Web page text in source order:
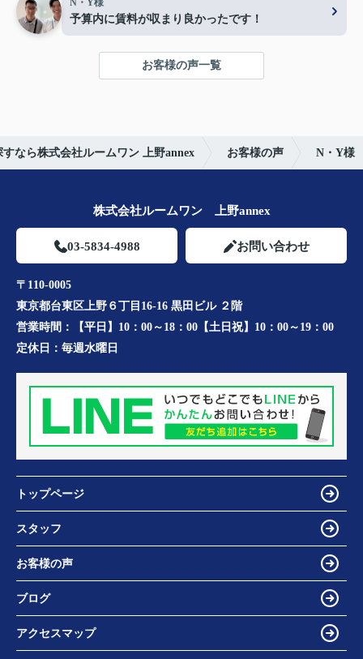
N・Y様
予算内に賃料が収まり良かったです！
お客様の声一覧
なら株式会社ルームワン 上野annex お客様の声 N・Y様
株式会社ルームワン 上野annex
03-5834-4988 お問い合わせ
〒110-0005
東京都台東区上野６丁目16-16 黒田ビル ２階
営業時間：
【平日】10：00～18：00【土日祝】10：00～19：00
定休日： 毎週水曜日
トップページ
スタッフ
お客様の声
ブログ
アクセスマップ